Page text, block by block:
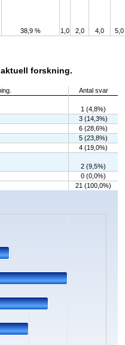
38,9 % 1,0 2,0 4,0 5,0
forskning.
Antal svar
1 (4,8%)
3 (14,3%)
6 (28,6%)
5 (23,8%)
4 (19,0%)
2 (9,5%)
0 (0,0%)
21 (100,0%)
from 0 to 6.